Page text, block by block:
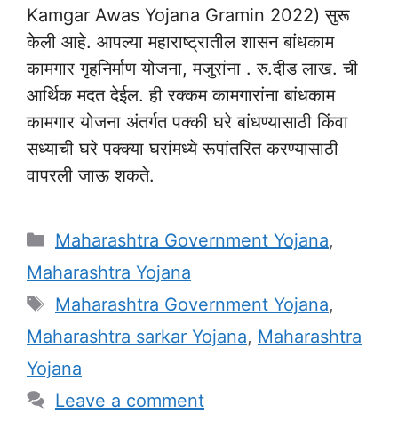
Kamgar Awas Yojana Gramin 2022) सुरू
केली आहे. आपल्या महाराष्ट्रातील शासन बांधकाम
कामगार गृहनिर्माण योजना, मजुरांना . रु.दीड लाख. ची
आर्थिक मदत देईल. ही रक्कम कामगारांना बांधकाम
कामगार योजना अंतर्गत पक्की घरे बांधण्यासाठी किंवा
सध्याची घरे पक्क्या घरांमध्ये रूपांतरित करण्यासाठी
वापरली जाऊ शकते.
Categories
Maharashtra Government Yojana,
Maharashtra Yojana
Tags
Maharashtra Government Yojana,
Maharashtra sarkar Yojana, Maharashtra
Yojana
Leave a comment